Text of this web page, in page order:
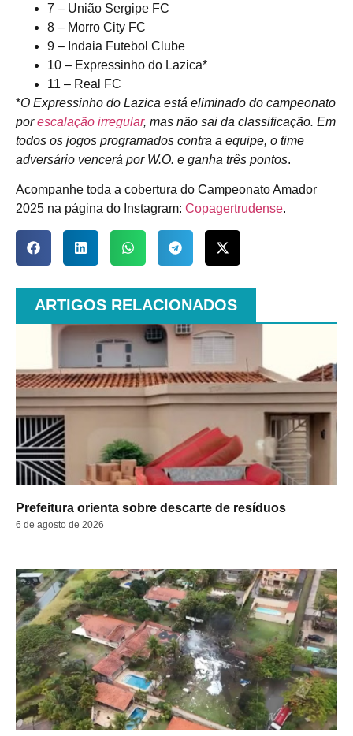
7 – União Sergipe FC
8 – Morro City FC
9 – Indaia Futebol Clube
10 – Expressinho do Lazica*
11 – Real FC
*O Expressinho do Lazica está eliminado do campeonato
porescalação irregular, mas não sai da classificação. Em
todos os jogos programados contra a equipe, o time
adversário vencerá por W.O. e ganha três pontos.
Acompanhe toda a cobertura do Campeonato Amador
2025 na página do Instagram: Copagertrudense.
ARTIGOS RELACIONADOS
Prefeitura orienta sobre descarte de resíduos
6 de agosto de 2026